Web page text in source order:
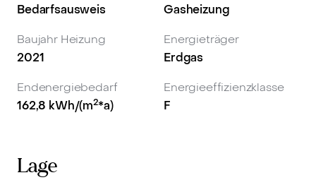
Bedarfsausweis
Gasheizung
Baujahr Heizung
2021
Energieträger
Erdgas
Endenergiebedarf
162,8 kWh/(m2*a)
Energieeffizienzklasse
F
Lage